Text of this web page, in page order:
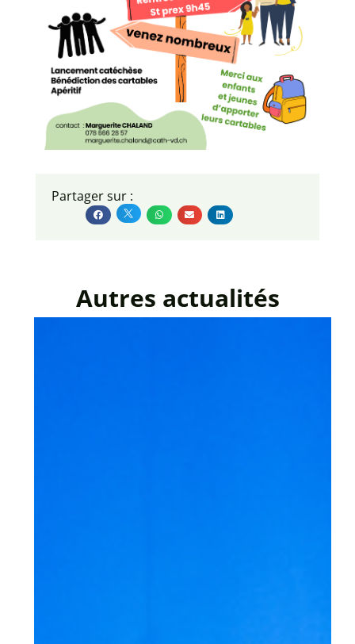
Partager sur :
Autres actualités